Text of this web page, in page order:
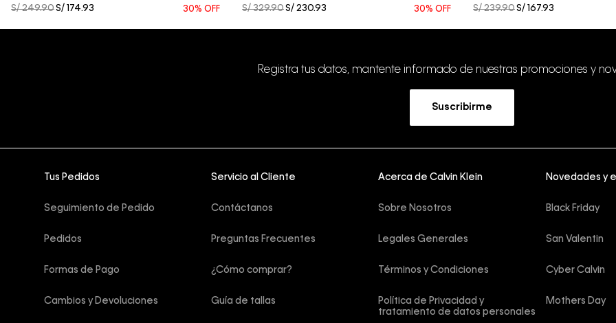
S/ 249.90S/ 174.93 30% OFF S/ 329.90S/ 230.93 30% OFF S/ 239.90S/ 167.93
Registra tus datos, mantente informado de nuestras promociones y
Suscribirme
Tus Pedidos
Seguimiento de Pedido
Pedidos
Formas de Pago
Cambios y Devoluciones
Servicio al Cliente
Contáctanos
Preguntas Frecuentes
¿Cómo comprar?
Guía de tallas
Acerca de Calvin Klein
Sobre Nosotros
Legales Generales
Términos y Condiciones
Política de Privacidad y
tratamiento de datos personales
Novedades y
Black Friday
San Valentin
Cyber Calvin
Mothers Day